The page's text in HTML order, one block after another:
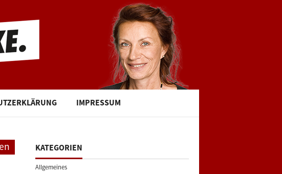
IMPRESSUM
KATEGORIEN
Allgemeines